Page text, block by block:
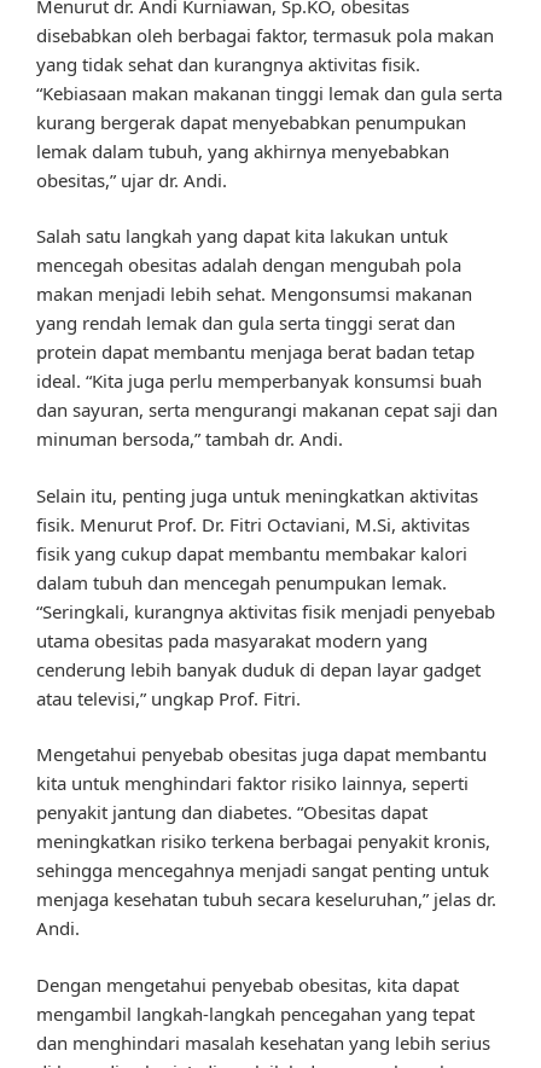
Menurut dr. Andi Kurniawan, Sp.KO, obesitas
disebabkan oleh berbagai faktor, termasuk pola makan
yang tidak sehat dan kurangnya aktivitas fisik.
“Kebiasaan makan makanan tinggi lemak dan gula serta
kurang bergerak dapat menyebabkan penumpukan
lemak dalam tubuh, yang akhirnya menyebabkan
obesitas,” ujar dr. Andi.
Salah satu langkah yang dapat kita lakukan untuk
mencegah obesitas adalah dengan mengubah pola
makan menjadi lebih sehat. Mengonsumsi makanan
yang rendah lemak dan gula serta tinggi serat dan
protein dapat membantu menjaga berat badan tetap
ideal. “Kita juga perlu memperbanyak konsumsi buah
dan sayuran, serta mengurangi makanan cepat saji dan
minuman bersoda,” tambah dr. Andi.
Selain itu, penting juga untuk meningkatkan aktivitas
fisik. Menurut Prof. Dr. Fitri Octaviani, M.Si, aktivitas
fisik yang cukup dapat membantu membakar kalori
dalam tubuh dan mencegah penumpukan lemak.
“Seringkali, kurangnya aktivitas fisik menjadi penyebab
utama obesitas pada masyarakat modern yang
cenderung lebih banyak duduk di depan layar gadget
atau televisi,” ungkap Prof. Fitri.
Mengetahui penyebab obesitas juga dapat membantu
kita untuk menghindari faktor risiko lainnya, seperti
penyakit jantung dan diabetes. “Obesitas dapat
meningkatkan risiko terkena berbagai penyakit kronis,
sehingga mencegahnya menjadi sangat penting untuk
menjaga kesehatan tubuh secara keseluruhan,” jelas dr.
Andi.
Dengan mengetahui penyebab obesitas, kita dapat
mengambil langkah-langkah pencegahan yang tepat
dan menghindari masalah kesehatan yang lebih serius